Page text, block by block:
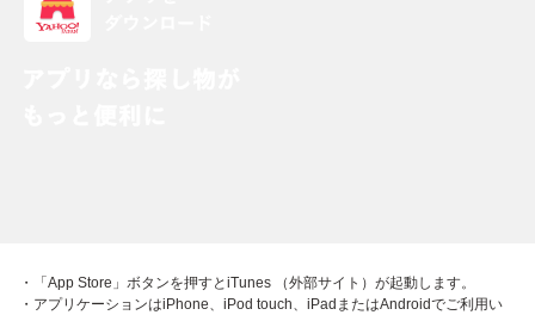
・「App Store」ボタンを押すとiTunes （外部サイト）が起動します。
・アプリケーションはiPhone、iPod touch、iPadまたはAndroidでご利用い